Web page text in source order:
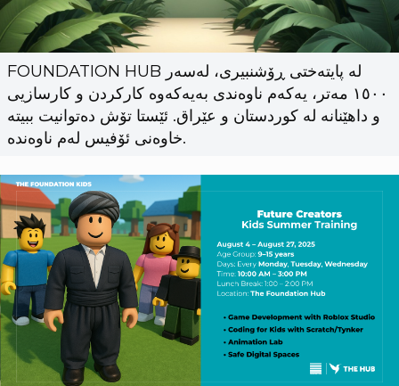
FOUNDATION HUB لە پایتەختی ڕۆشنبیری، لەسەر
١٥٠٠ مەتر، یەکەم ناوەندی بەیەکەوە کارکردن و کارسازیی
و داهێنانە لە کوردستان و عێراق. ئێستا تۆش دەتوانیت ببیتە
خاوەنی ئۆفیس لەم ناوەندە.